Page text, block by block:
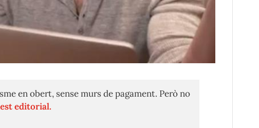
en obert, sense murs de pagament. Però no
editorial.